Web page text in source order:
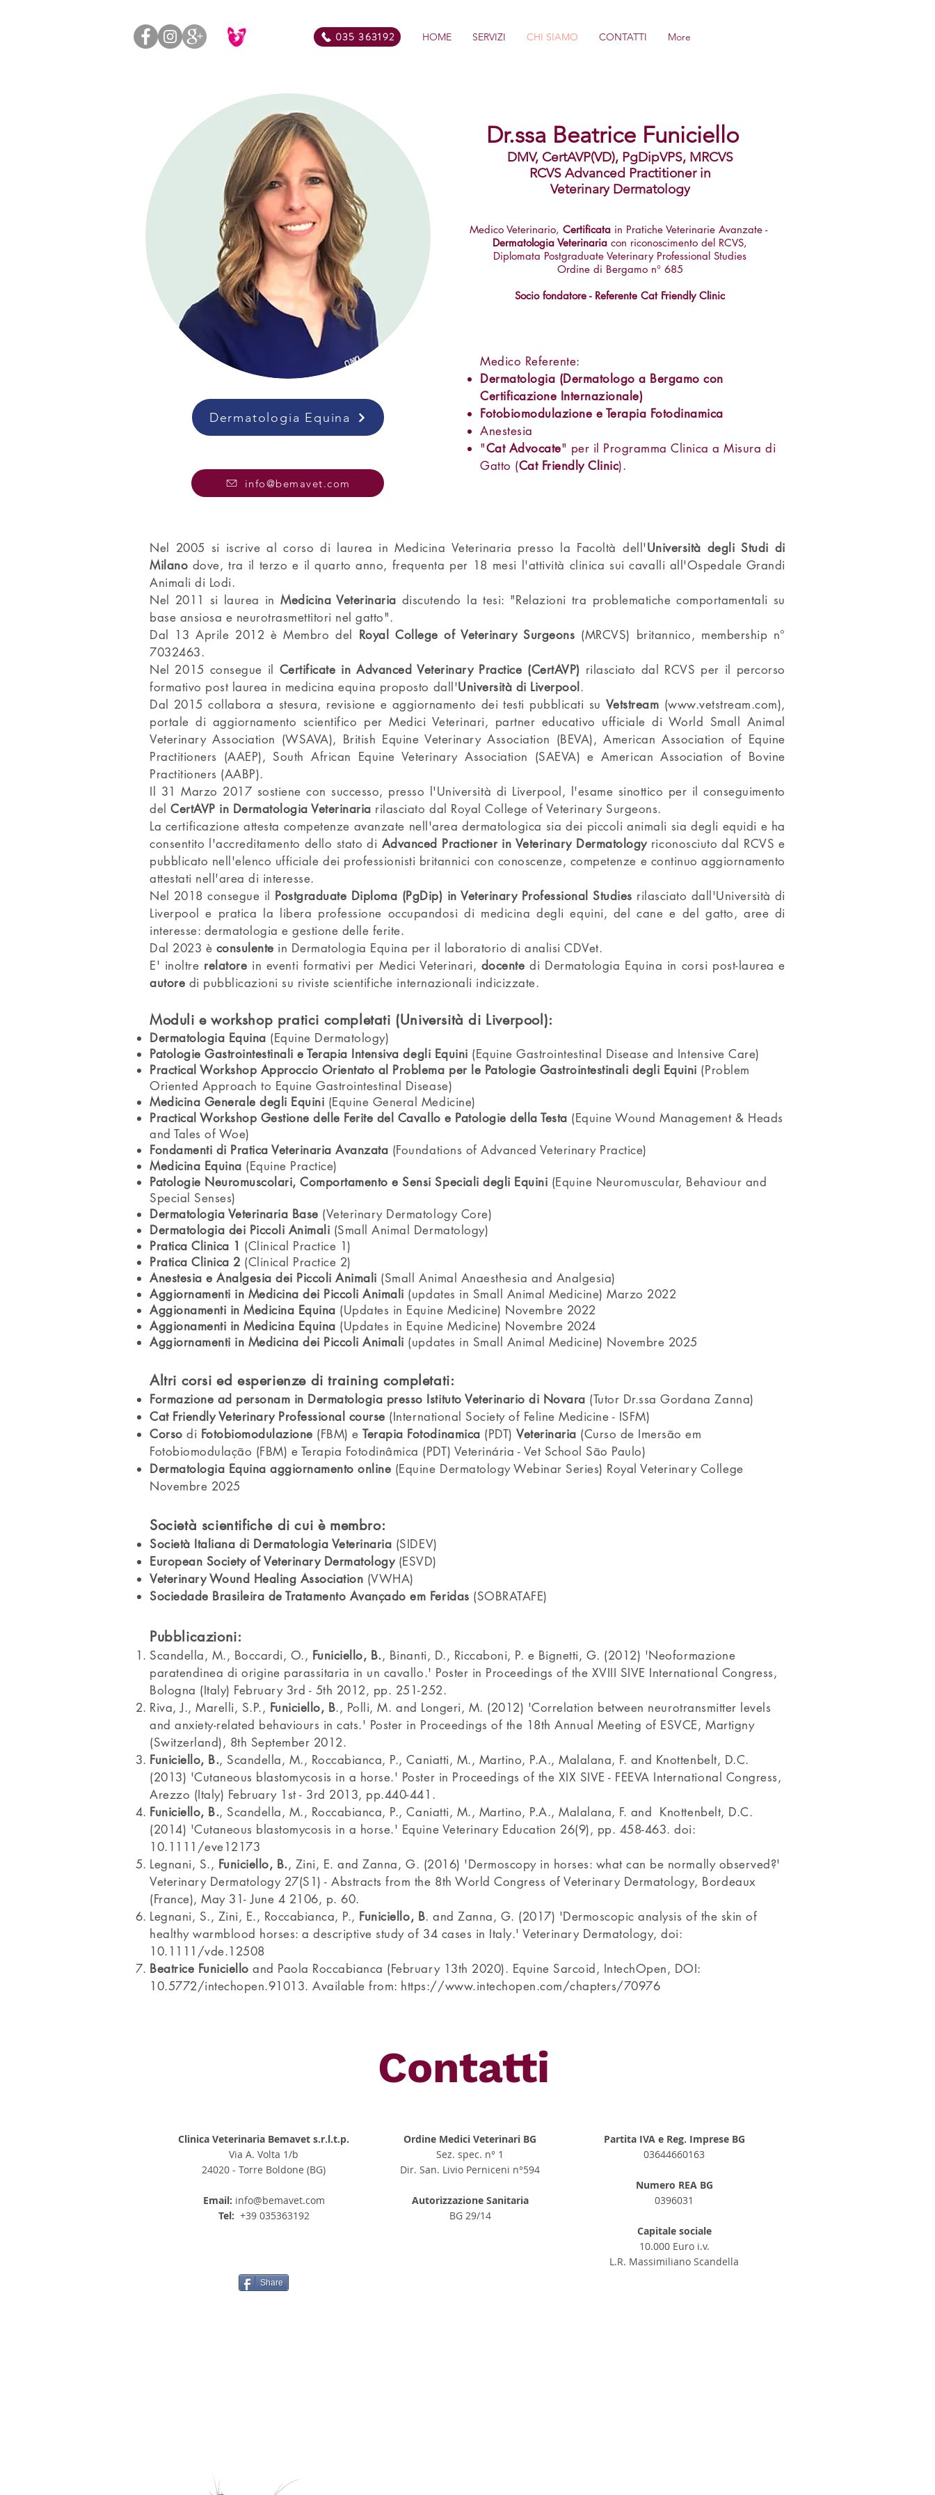
035 363192 HOME SERVIZI CHI SIAMO CONTATTI More
Dermatologia Equina
info@bemavet.com
Dr.ssa Beatrice Funiciello
DMV, CertAVP(VD), PgDipVPS, MRCVS
RCVS Advanced Practitioner in
Veterinary Dermatology
Medico Veterinario, Certificata in Pratiche Veterinarie Avanzate -
Dermatologia Veterinaria con riconoscimento del RCVS,
Diplomata Postgraduate Veterinary Professional Studies
Ordine di Bergamo n° 685
Socio fondatore - Referente Cat Friendly Clinic
Medico Referente:
Dermatologia (Dermatologo a Bergamo con
Certificazione Internazionale)
Fotobiomodulazione e Terapia Fotodinamica
Anestesia
"Cat Advocate" per il Programma Clinica a Misura di
Gatto (Cat Friendly Clinic).
Nel 2005 si iscrive al corso di laurea in Medicina Veterinaria presso la Facoltà dell'Università degli Studi di
Milano dove, tra il terzo e il quarto anno, frequenta per 18 mesi l'attività clinica sui cavalli all'Ospedale Grandi
Animali di Lodi.
Nel 2011 si laurea inMedicina Veterinaria discutendo la tesi: "Relazioni tra problematiche comportamentali su
base ansiosa e neurotrasmettitori nel gatto".
Dal 13 Aprile 2012 è Membro del Royal College of Veterinary Surgeons (MRCVS) britannico, membership n°
7032463.
Nel 2015 consegue il Certificate in Advanced Veterinary Practice (CertAVP) rilasciato dal RCVS per il percorso
formativo post laurea in medicina equina proposto dall'Università di Liverpool .
Dal 2015 collabora a stesura, revisione e aggiornamento dei testi pubblicati su Vetstream (www.vetstream.com),
portale di aggiornamento scientifico per Medici Veterinari, partner educativo ufficiale di World Small Animal
Veterinary Association (WSAVA), British Equine Veterinary Association (BEVA), American Association of Equine
Practitioners (AAEP), South African Equine Veterinary Association (SAEVA) e American Association of Bovine
Practitioners (AABP).
Il 31 Marzo 2017 sostiene con successo, presso l'Università di Liverpool, l'esame sinottico per il conseguimento
delCertAVP in Dermatologia Veterinaria rilasciato dal Royal College of Veterinary Surgeons.
La certificazione attesta competenze avanzate nell'area dermatologica sia dei piccoli animali sia degli equidi e ha
consentito l'accreditamento dello stato di Advanced Practioner in Veterinary Dermatologyriconosciuto dal RCVS e
pubblicato nell'elenco ufficiale dei professionisti britannici con conoscenze, competenze e continuo aggiornamento
attestati nell'area di interesse.
Nel 2018 consegue il Postgraduate Diploma (PgDip) in Veterinary Professional Studies rilasciato dall'Università di
Liverpool e pratica la libera professione occupandosi di medicina degli equini, del cane e del gatto, aree di
interesse: dermatologia e gestione delle ferite.
Dal 2023 è consulente in Dermatologia Equina per il laboratorio di analisi CDVet.
E' inoltre relatore in eventi formativi per Medici Veterinari, docente di Dermatologia Equina in corsi post-laurea e
autore di pubblicazioni su riviste scientifiche internazionali indicizzate.
Moduli e workshop pratici completati (Università di Liverpool):
Dermatologia Equina (Equine Dermatology)
Patologie Gastrointestinali e Terapia Intensiva degli Equini (Equine Gastrointestinal Disease and Intensive Care)
Practical Workshop Approccio Orientato al Problema per le Patologie Gastrointestinali degli Equini (Problem
Oriented Approach to Equine Gastrointestinal Disease)
Medicina Generale degli Equini (Equine General Medicine)
Practical Workshop Gestione delle Ferite del Cavallo e Patologie della Testa (Equine Wound Management & Heads
and Tales of Woe)
Fondamenti di Pratica Veterinaria Avanzata (Foundations of Advanced Veterinary Practice)
Medicina Equina (Equine Practice)
Patologie Neuromuscolari, Comportamento e Sensi Speciali degli Equini (Equine Neuromuscular, Behaviour and
Special Senses)
Dermatologia Veterinaria Base (Veterinary Dermatology Core)
Dermatologia dei Piccoli Animali (Small Animal Dermatology)
Pratica Clinica 1 (Clinical Practice 1)
Pratica Clinica 2 (Clinical Practice 2)
Anestesia e Analgesia dei Piccoli Animali (Small Animal Anaesthesia and Analgesia)
Aggiornamenti in Medicina dei Piccoli Animali (updates in Small Animal Medicine) Marzo 2022
Aggionamenti in Medicina Equina (Updates in Equine Medicine) Novembre 2022
Aggionamenti in Medicina Equina (Updates in Equine Medicine) Novembre 2024
Aggiornamenti in Medicina dei Piccoli Animali (updates in Small Animal Medicine) Novembre 2025
Altri corsi ed esperienze di training completati:
Formazione ad personam in Dermatologia presso Istituto Veterinario di Novara (Tutor Dr.ssa Gordana Zanna)
Cat Friendly Veterinary Professional course (International Society of Feline Medicine - ISFM)
Corsodi Fotobiomodulazione (FBM) eTerapia Fotodinamica (PDT)Veterinaria (Curso de Imersão em
Fotobiomodulação (FBM) e Terapia Fotodinâmica (PDT) Veterinária - Vet School São Paulo)
Dermatologia Equina aggiornamento online (Equine Dermatology Webinar Series) Royal Veterinary College
Novembre 2025
Società scientifiche di cui è membro:
Società Italiana di Dermatologia Veterinaria (SIDEV)
European Society of Veterinary Dermatology(ESVD)
Veterinary Wound Healing Association (VWHA)
Sociedade Brasileira de Tratamento Avançado em Feridas (SOBRATAFE)
Pubblicazioni:
Scandella, M., Boccardi, O., Funiciello, B., Binanti, D., Riccaboni, P. e Bignetti, G. (2012) 'Neoformazione
paratendinea di origine parassitaria in un cavallo.' Poster in Proceedings of the XVIII SIVE International Congress,
Bologna (Italy) February 3rd - 5th 2012, pp. 251-252.
Riva, J., Marelli, S.P., Funiciello, B., Polli, M. and Longeri, M. (2012) 'Correlation between neurotransmitter levels
and anxiety-related behaviours in cats.' Poster in Proceedings of the 18th Annual Meeting of ESVCE, Martigny
(Switzerland), 8th September 2012.
Funiciello, B., Scandella, M., Roccabianca, P., Caniatti, M., Martino, P.A., Malalana, F. and Knottenbelt, D.C.
(2013) 'Cutaneous blastomycosis in a horse.' Poster in Proceedings of the XIX SIVE - FEEVA International Congress,
Arezzo (Italy) February 1st - 3rd 2013, pp.440-441.
Funiciello, B., Scandella, M., Roccabianca, P., Caniatti, M., Martino, P.A., Malalana, F. and Knottenbelt, D.C.
(2014) 'Cutaneous blastomycosis in a horse.' Equine Veterinary Education 26(9), pp. 458-463. doi:
10.1111/eve12173
Legnani, S., Funiciello, B., Zini, E. and Zanna, G. (2016) 'Dermoscopy in horses: what can be normally observed?'
Veterinary Dermatology 27(S1) - Abstracts from the 8th World Congress of Veterinary Dermatology, Bordeaux
(France), May 31- June 4 2106, p. 60.
Legnani, S., Zini, E., Roccabianca, P., Funiciello, B. and Zanna, G. (2017) 'Dermoscopic analysis of the skin of
healthy warmblood horses: a descriptive study of 34 cases in Italy.' Veterinary Dermatology, doi:
10.1111/vde.12508
Beatrice Funicielloand Paola Roccabianca (February 13th 2020). Equine Sarcoid, IntechOpen, DOI:
10.5772/intechopen.91013. Available from: https://www.intechopen.com/chapters/70976
Contatti
Clinica Veterinaria Bemavet s.r.l.t.p.
Via A. Volta 1/b
24020 - Torre Boldone (BG)
Email: info@bemavet.com
Tel: +39 035363192
Ordine Medici Veterinari BG
Sez. spec. n° 1
Dir. San. Livio Perniceni n°594
Autorizzazione Sanitaria
BG 29/14
Partita IVA e Reg. Imprese BG
03644660163
Numero REA BG
0396031
Capitale sociale
10.000 Euro i.v.
L.R. Massimiliano Scandella
Share